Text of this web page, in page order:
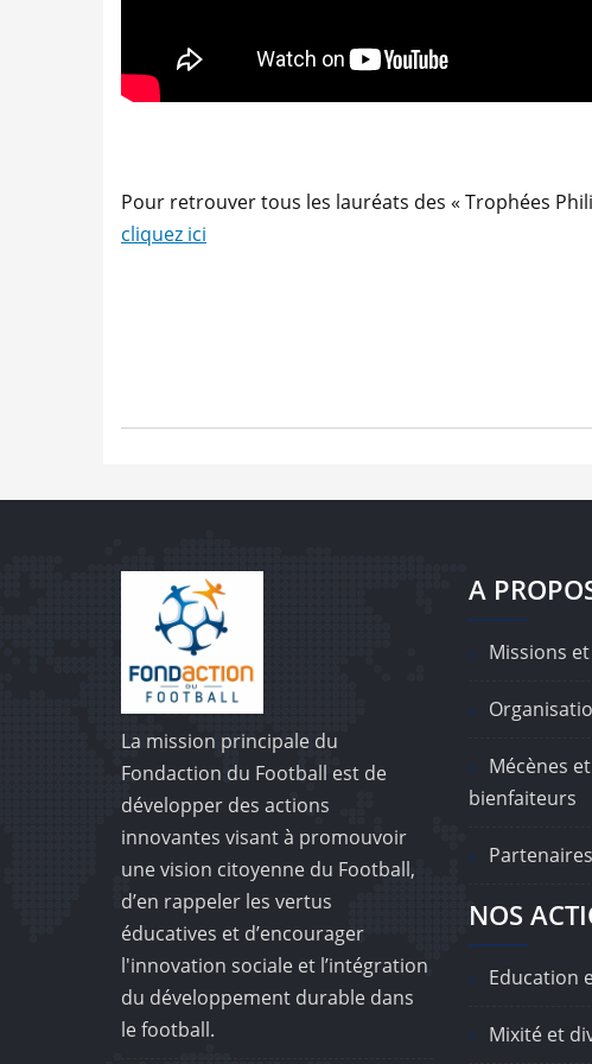
Pour retrouver tous les lauréats des « Trophées
cliquez ici
La mission principale du
Fondaction du Football est de
développer des actions
innovantes visant à promouvoir
une vision citoyenne du Football,
d’en rappeler les vertus
éducatives et d’encourager
l'innovation sociale et l’intégration
du développement durable dans
le football.
A
Missions
Mécènes
bienfaiteurs
NOS
Education
Mixité et